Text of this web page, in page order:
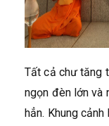
Tất cả chư tăng
ngọn đèn lớn và
hẳn. Khung